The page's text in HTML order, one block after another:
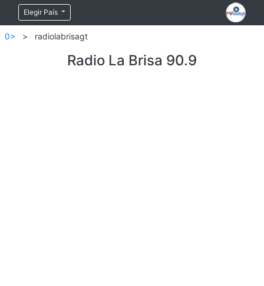
Elegir País
0> > radiolabrisagt
Radio La Brisa 90.9